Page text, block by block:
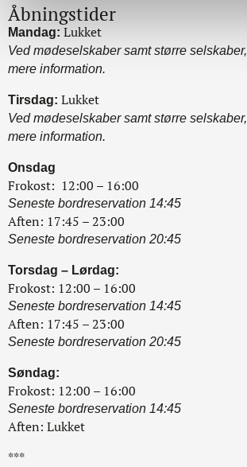
Åbningstider
Mandag: Lukket
Ved mødeselskaber samt større
mere information.
Tirsdag: Lukket
Ved mødeselskaber samt større
mere information.
Onsdag
Frokost: 12:00 – 16:00
Seneste bordreservation 14:45
Aften: 17:45 – 23:00
Seneste bordreservation 20:45
Torsdag – Lørdag:
Frokost: 12:00 – 16:00
Seneste bordreservation 14:45
Aften: 17:45 – 23:00
Seneste bordreservation 20:45
Søndag:
Frokost: 12:00 – 16:00
Seneste bordreservation 14:45
Aften: Lukket
***